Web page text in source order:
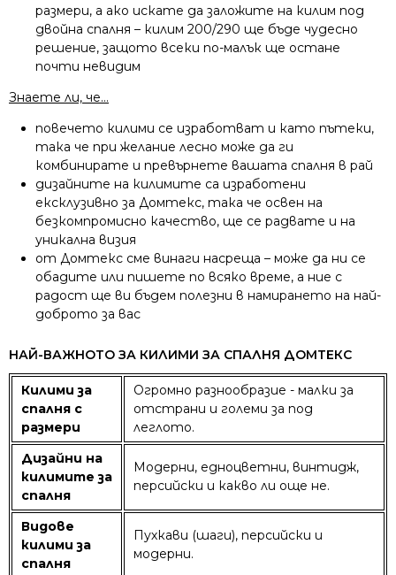
размери, а ако искате да заложите на килим под
двойна спалня – килим 200/290 ще бъде чудесно
решение, защото всеки по-малък ще остане
почти невидим
Знаете ли, че…
повечето килими се изработват и като пътеки,
така че при желание лесно може да ги
комбинирате и превърнете вашата спалня в рай
дизайните на килимите са изработени
ексклузивно за Домтекс, така че освен на
безкомпромисно качество, ще се радвате и на
уникална визия
от Домтекс сме винаги насреща – може да ни се
обадите или пишете по всяко време, а ние с
радост ще ви бъдем полезни в намирането на най-
доброто за вас
НАЙ-ВАЖНОТО ЗА КИЛИМИ ЗА СПАЛНЯ ДОМТЕКС
Килими за
спалня с
размери
Огромно разнообразие - малки за
отстрани и големи за под
леглото.
Дизайни на
килимите за
спалня
Модерни, едноцветни, винтидж,
персийски и какво ли още не.
Видове
килими за
спалня
Пухкави (шаги), персийски и
модерни.